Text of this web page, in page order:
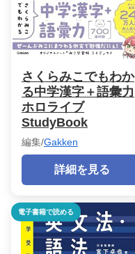
さくらみこでもわか
る中学漢字＋語彙力
ホロライブ
StudyBook
編集/Gakken
詳細を見る
電子書籍で読める